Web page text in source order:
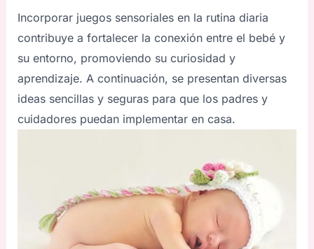
Incorporar juegos sensoriales en la rutina diaria
contribuye a fortalecer la conexión entre el bebé y
su entorno, promoviendo su curiosidad y
aprendizaje. A continuación, se presentan diversas
ideas sencillas y seguras para que los padres y
cuidadores puedan implementar en casa.